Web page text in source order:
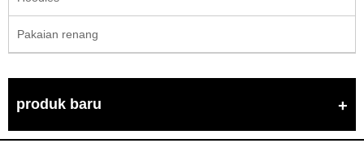
Pakaian renang
produk baru